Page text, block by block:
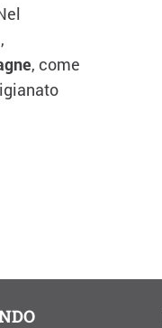
, come